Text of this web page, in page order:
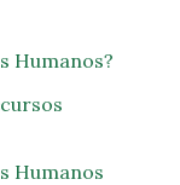
Humanos?
Humanos